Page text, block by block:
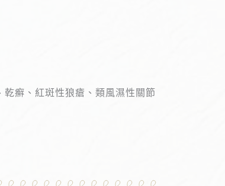
癬、紅斑性狼瘡、類風濕性關節